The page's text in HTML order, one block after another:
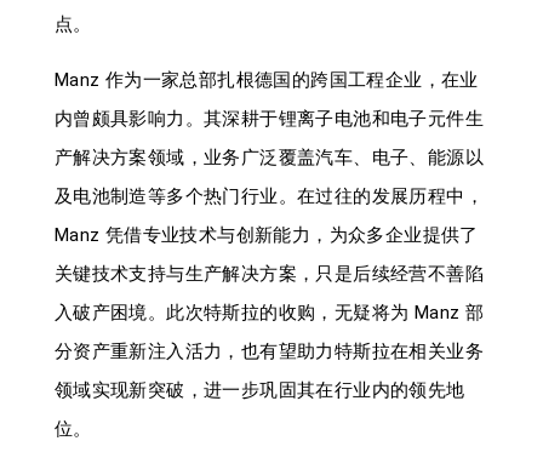
点。
Manz 作为一家总部扎根德国的跨国工程企业，在业
内曾颇具影响力。其深耕于锂离子电池和电子元件生
产解决方案领域，业务广泛覆盖汽车、电子、能源以
及电池制造等多个热门行业。在过往的发展历程中，
Manz 凭借专业技术与创新能力，为众多企业提供了
关键技术支持与生产解决方案，只是后续经营不善陷
入破产困境。此次特斯拉的收购，无疑将为 Manz 部
分资产重新注入活力，也有望助力特斯拉在相关业务
领域实现新突破，进一步巩固其在行业内的领先地
位。